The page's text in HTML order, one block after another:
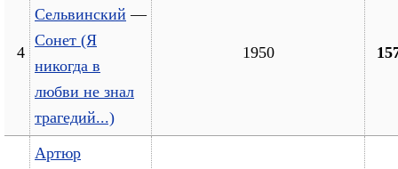
4
Сельвинский —
Сонет (Я
никогда в
любви не знал
трагедий...)
1950
Артюр